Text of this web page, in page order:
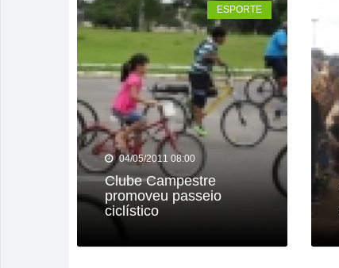
ESPORTE
04/05/2011 08:00
Clube Campestre
promoveu passeio
ciclístico